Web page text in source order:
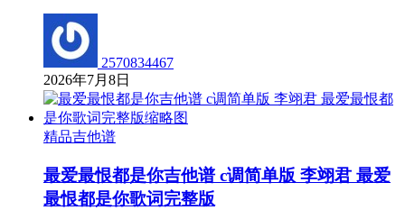
2570834467
2026年7月8日
精品吉他谱
最爱最恨都是你吉他谱 c调简单版 李翊君 最爱
最恨都是你歌词完整版